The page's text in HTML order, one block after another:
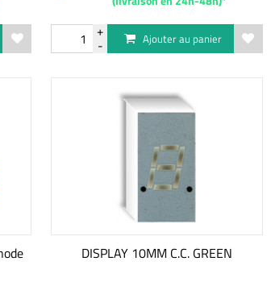
Ajouter au panier
DISPLAY 10MM C.C. GREEN